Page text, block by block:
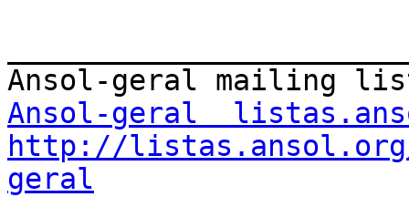
Ansol-geral
http://
geral